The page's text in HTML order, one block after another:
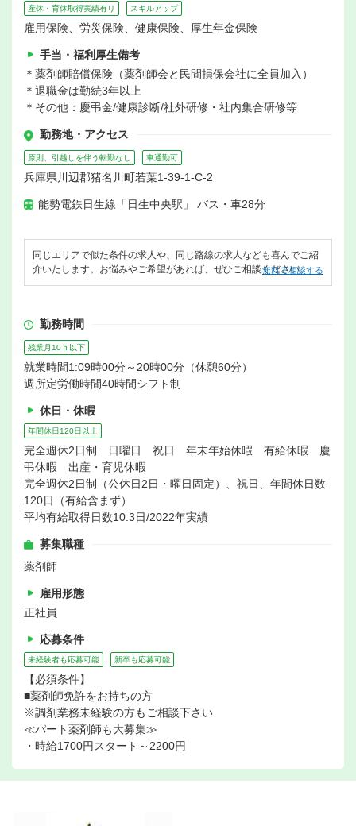
産休・育休取得実績有り スキルアップ
雇用保険、労災保険、健康保険、厚生年金保険
手当・福利厚生備考
＊薬剤師賠償保険（薬剤師会と民間損保会社に全員加入）
＊退職金は勤続3年以上
＊その他：慶弔金/健康診断/社外研修・社内集合研修等
勤務地・アクセス
原則、引越しを伴う転勤なし 車通勤可
兵庫県川辺郡猪名川町若葉1-39-1-C-2
能勢電鉄日生線「日生中央駅」 バス・車28分
同じエリアで似た条件の求人や、同じ路線の求人なども喜んでご紹
介いたします。お悩みやご希望があれば、ぜひご相談ください。
無料で相談する
勤務時間
残業月10ｈ以下
就業時間1:09時00分～20時00分（休憩60分）
週所定労働時間40時間シフト制
休日・休暇
年間休日120日以上
完全週休2日制 日曜日 祝日 年末年始休暇 有給休暇 慶
弔休暇 出産・育児休暇
完全週休2日制（公休日2日・曜日固定）、祝日、年間休日数
120日（有給含まず）
平均有給取得日数10.3日/2022年実績
募集職種
薬剤師
雇用形態
正社員
応募条件
未経験者も応募可能 新卒も応募可能
【必須条件】
■薬剤師免許をお持ちの方
※調剤業務未経験の方もご相談下さい
≪パート薬剤師も大募集≫
・時給1700円スタート～2200円